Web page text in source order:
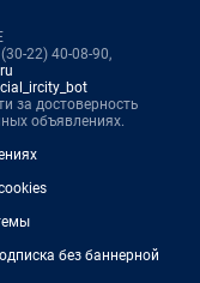
22) 40-08-90,
за достоверность
объявлениях.
без баннерной